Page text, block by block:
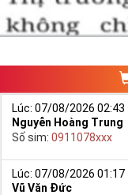
Lúc: 07/08/2026 02:43
Nguyễn Hoàng Trung
Số sim: 0911078xxx
Lúc: 07/08/2026 01:17
Vũ Văn Đức